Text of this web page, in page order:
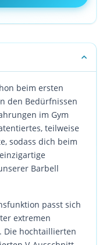
beim ersten
den Bedürfnissen
im Gym
teilweise
sodass dich beim
Barbell
passt sich
extremen
Die hochtaillierten